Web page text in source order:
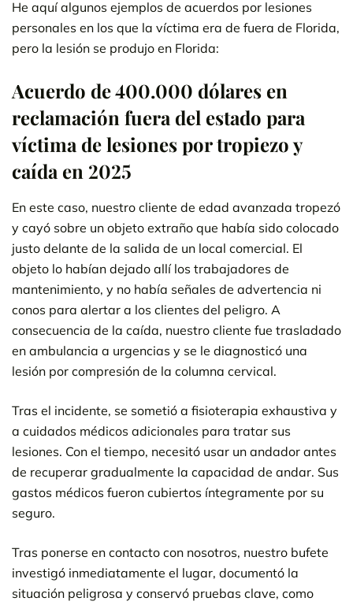
He aquí algunos ejemplos de acuerdos por lesiones
personales en los que la víctima era de fuera de Florida,
pero la lesión se produjo en Florida:
Acuerdo de 400.000 dólares en
reclamación fuera del estado para
víctima de lesiones por tropiezo y
caída en 2025
En este caso, nuestro cliente de edad avanzada tropezó
y cayó sobre un objeto extraño que había sido colocado
justo delante de la salida de un local comercial. El
objeto lo habían dejado allí los trabajadores de
mantenimiento, y no había señales de advertencia ni
conos para alertar a los clientes del peligro. A
consecuencia de la caída, nuestro cliente fue trasladado
en ambulancia a urgencias y se le diagnosticó una
lesión por compresión de la columna cervical.
Tras el incidente, se sometió a fisioterapia exhaustiva y
a cuidados médicos adicionales para tratar sus
lesiones. Con el tiempo, necesitó usar un andador antes
de recuperar gradualmente la capacidad de andar. Sus
gastos médicos fueron cubiertos íntegramente por su
seguro.
Tras ponerse en contacto con nosotros, nuestro bufete
investigó inmediatamente el lugar, documentó la
situación peligrosa y conservó pruebas clave, como